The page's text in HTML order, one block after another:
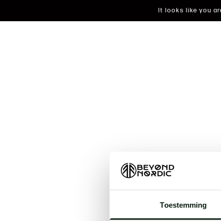
Toestemming
It looks like you